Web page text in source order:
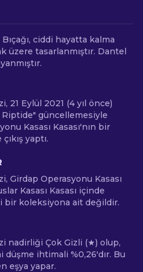
ciddi hayatta kalma
üzere tasarlanmıştır. Dantel
21 Eylül 2021 (4 yıl önce)
güncellemesiyle
Kasası Kasası'nın bir
yaptı.
Girdap Operasyonu Kasası
Kasası Kasası içinde
bir koleksiyona ait değildir.
nadirliği Çok Gizli (★) olup,
düşme ihtimali %0,26'dır. Bu
eşya yapar.